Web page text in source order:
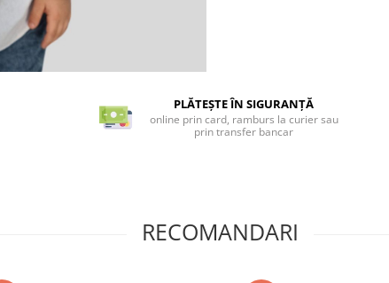
PLĂTEȘTE ÎN SIGURANȚĂ
online prin card, ramburs la curier sau
prin transfer bancar
RECOMANDARI